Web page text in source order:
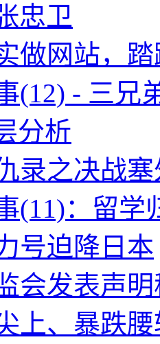
忠卫
做网站，
(12) - 三兄
分析
录之决战
(11)：留学
号迫降日本
会发表声
上、暴跌